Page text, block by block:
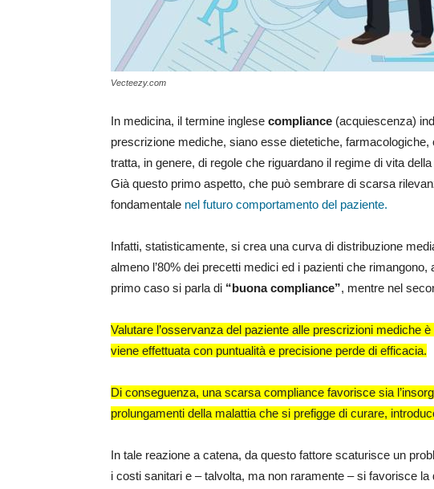
Vecteezy.com
In medicina, il termine inglese compliance (acquiescenza)
prescrizione mediche, siano esse dietetiche,
tratta, in genere, di regole che riguardano il regime di vita
Già questo primo aspetto, che può sembrare di scarsa
fondamentale nel futuro comportamento del paziente.
Infatti, statisticamente, si crea una curva di distribuzione
almeno l’80% dei precetti medici ed i pazienti che
primo caso si parla di “buona compliance”, mentre nel
Valutare l’osservanza del paziente alle prescrizioni mediche
viene effettuata con puntualità e precisione perde di efficacia.
Di conseguenza, una scarsa compliance favorisce sia
prolungamenti della malattia che si prefigge di curare,
In tale reazione a catena, da questo fattore scaturisce un
i costi sanitari e – talvolta, ma non raramente – si favorisce